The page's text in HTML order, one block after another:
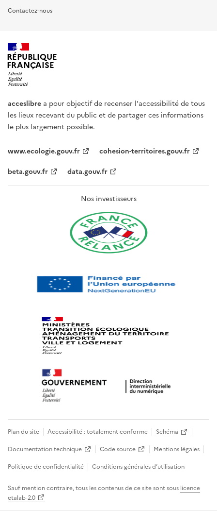
Contactez-nous
RÉPUBLIQUE
FRANÇAISE
acceslibre a pour objectif de recenser l'accessibilité de tous
les lieux recevant du public et de partager ces informations
le plus largement possible.
www.ecologie.gouv.fr
cohesion-territoires.gouv.fr
beta.gouv.fr
data.gouv.fr
Nos investisseurs
Plan du site Accessibilité : totalement conforme
Schéma
Documentation technique
Code source
Mentions légales
Politique de confidentialité
Conditions générales d’utilisation
Sauf mention contraire, tous les contenus de ce site sont sous licence
etalab-2.0